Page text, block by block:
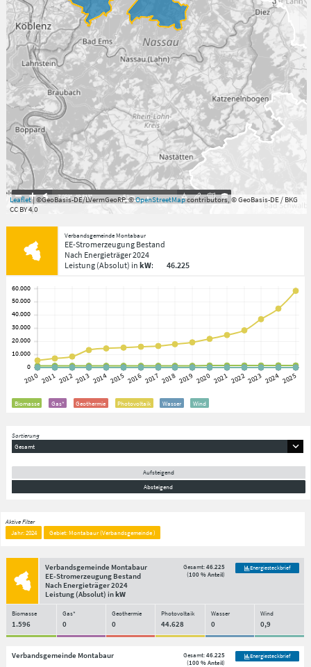
7.059°,49.813° 5km
Leaflet| ©GeoBasis-DE/LVermGeoRP, ©OpenStreetMapcontributors, © GeoBasis-DE / BKG
CC BY 4.0
Verbandsgemeinde Montabaur
EE-Stromerzeugung Bestand
Nach Energieträger2024
Leistung(Absolut) in kW: 46.225
Biomasse Gas* Geothermie Photovoltaik Wasser Wind
Sortierung
Gesamt
Aufsteigend
Absteigend
Aktive Filter
Jahr: 2024
Gebiet: Montabaur (Verbandsgemeinde )
Verbandsgemeinde Montabaur
EE-Stromerzeugung Bestand
Nach Energieträger2024
Leistung(Absolut) inkW
Gesamt:46.225
(100 % Anteil)
Energiesteckbrief
Biomasse Gas* Geothermie Photovoltaik Wasser Wind
1.596 0 0 44.628 0 0,9
Verbandsgemeinde Montabaur Gesamt:46.225
(100 % Anteil)
Energiesteckbrief